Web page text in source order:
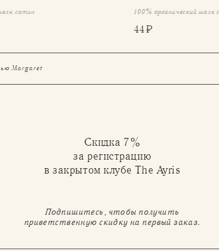
сатин 100% органический шелк
44 ₽
Margaret
Скидка 7%
за регистрацию
в закрытом клубе The Ayris
Подпишитесь, чтобы получить
приветственную скидку на первый заказ.